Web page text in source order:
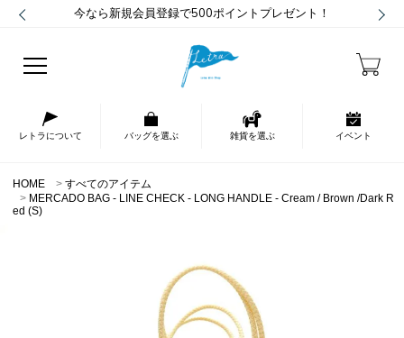
今なら新規会員登録で500ポイントプレゼント！
レトラについて バッグを選ぶ 雑貨を選ぶ イベント
HOME
すべてのアイテム
MERCADO BAG - LINE CHECK - LONG HANDLE - Cream / Brown /Dark R
ed (S)